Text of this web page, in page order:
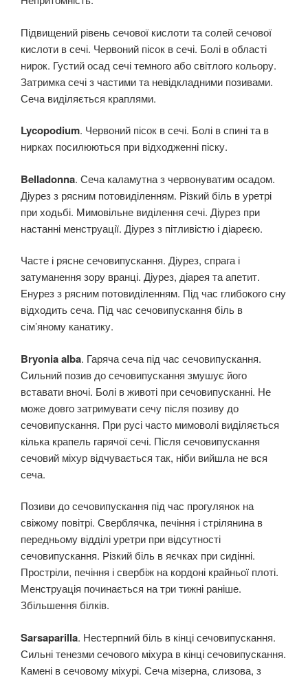
Підвищений рівень сечової кислоти та солей сечової
кислоти в сечі. Червоний пісок в сечі. Болі в області
нирок. Густий осад сечі темного або світлого кольору.
Затримка сечі з частими та невідкладними позивами.
Сеча виділяється краплями.
Lycopodium. Червоний пісок в сечі. Болі в спині та в
нирках посилюються при відходженні піску.
Belladonna. Сеча каламутна з червонуватим осадом.
Діурез з рясним потовиділенням. Різкий біль в уретрі
при ходьбі. Мимовільне виділення сечі. Діурез при
настанні менструації. Діурез з пітливістю і діареєю.
Часте і рясне сечовипускання. Діурез, спрага і
затуманення зору вранці. Діурез, діарея та апетит.
Енурез з рясним потовиділенням. Під час глибокого сну
відходить сеча. Під час сечовипускання біль в
сім’яному канатику.
Bryonia alba. Гаряча сеча під час сечовипускання.
Сильний позив до сечовипускання змушує його
вставати вночі. Болі в животі при сечовипусканні. Не
може довго затримувати сечу після позиву до
сечовипускання. При русі часто мимоволі виділяється
кілька крапель гарячої сечі. Після сечовипускання
сечовий міхур відчувається так, ніби вийшла не вся
сеча.
Позиви до сечовипускання під час прогулянок на
свіжому повітрі. Сверблячка, печіння і стрілянина в
передньому відділі уретри при відсутності
сечовипускання. Різкий біль в яєчках при сидінні.
Простріли, печіння і свербіж на кордоні крайньої плоті.
Менструація починається на три тижні раніше.
Збільшення білків.
Sarsaparilla. Нестерпний біль в кінці сечовипускання.
Сильні тенезми сечового міхура в кінці сечовипускання.
Камені в сечовому міхурі. Сеча мізерна, слизова, з